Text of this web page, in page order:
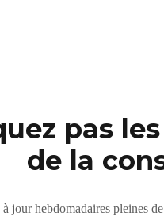
pas
de la
à jour hebdomadaires pleines